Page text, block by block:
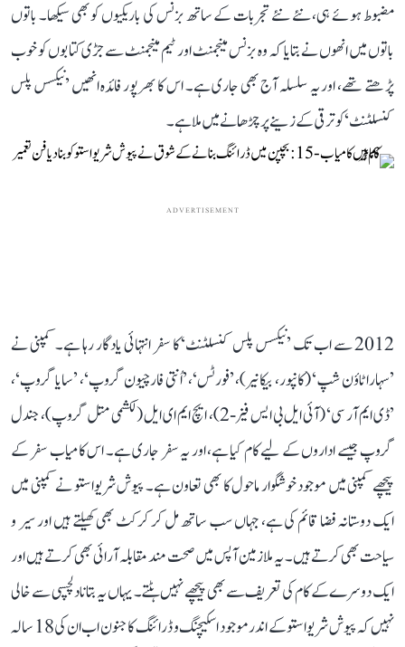
مضبوط ہوئے ہی، نئے نئے تجربات کے ساتھ بزنس کی باریکیوں کو بھی سیکھا۔ باتوں
باتوں میں انھوں نے بتایا کہ وہ بزنس مینجمنٹ اور ٹیم مینجمنٹ سے جڑی کتابوں کو خوب
پڑھتے تھے، اور یہ سلسلہ آج بھی جاری ہے۔ اس کا بھرپور فائدہ انھیں ’نیکسس پلس
کنسلٹنٹ‘ کو ترقی کے زینے پر چڑھانے میں ملا ہے۔
ADVERTISEMENT
2012 سے اب تک ’نیکسس پلس کنسلٹنٹ‘ کا سفر انتہائی یادگار رہا ہے۔ کمپنی نے
’سہارا ٹاؤن شپ‘ (کانپور، بیکانیر)، ’فورٹس‘، ’اُنتی فارچیون گروپ‘، ’سایا گروپ‘،
’ڈی ایم آر سی‘ (آئی ایل بی ایس فیز-2)، ایچ ایم ای ایل (لکشمی متل گروپ)، جندل
گروپ جیسے اداروں کے لیے کام کیا ہے، اور یہ سفر جاری ہے۔ اس کامیاب سفر کے
پیچھے کمپنی میں موجود خوشگوار ماحول کا بھی تعاون ہے۔ پیوش شریواستو نے کمپنی میں
ایک دوستانہ فضا قائم کی ہے، جہاں سب ساتھ مل کر کرکٹ بھی کھیلتے ہیں اور سیر و
سیاحت بھی کرتے ہیں۔ یہ ملازمین آپس میں صحت مند مقابلہ آرائی بھی کرتے ہیں اور
ایک دوسرے کے کام کی تعریف سے بھی پیچھے نہیں ہٹتے۔ یہاں یہ بتانا دلچسپی سے خالی
نہیں کہ پیوش شریواستو کے اندر موجود اسکیچنگ و ڈرائنگ کا جنون اب ان کی 18 سالہ